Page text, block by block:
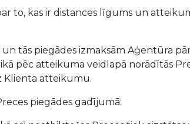
to, kas ir distances līgums un
un tās piegādes izmaksām Aģentūra
pēc atteikuma veidlapā norādītās
Klienta atteikumu.
piegādes gadījumā: